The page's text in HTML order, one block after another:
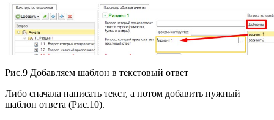
Рис.9 Добавляем шаблон в текстовый ответ
Либо сначала написать текст, а потом добавить нужный
шаблон ответа (Рис.10).